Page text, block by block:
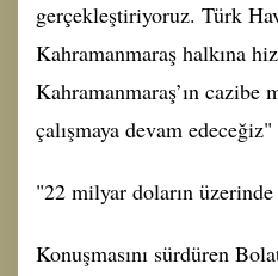
gerçekleştiriyoruz. Türk
Kahramanmaraş halkına
Kahramanmaraş’ın
çalışmaya devam
"22 milyar doların
Konuşmasını sürdüren